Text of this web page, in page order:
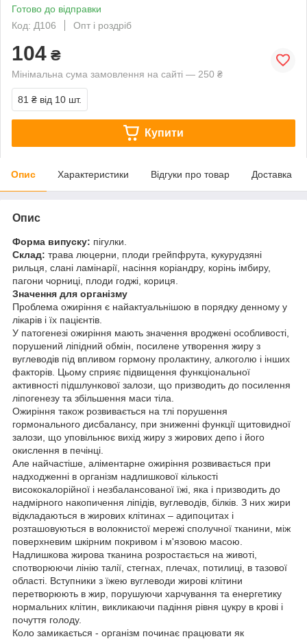
Готово до відправки
Код: Д106
Опт і роздріб
104 ₴
Мінімальна сума замовлення на сайті — 250 ₴
81 ₴ від 10 шт.
Купити
Опис Характеристики Відгуки про товар Доставка
Опис
Форма випуску: пігулки.
Склад: трава люцерни, плоди грейпфрута, кукурудзяні
рильця, слані ламінарії, насіння коріандру, корінь імбиру,
пагони чорниці, плоди годжі, кориця.
Значення для організму
Проблема ожиріння є найактуальнішою в порядку денному у
лікарів і їх пацієнтів.
У патогенезі ожиріння мають значення вроджені особливості,
порушений ліпідний обмін, посилене утворення жиру з
вуглеводів під впливом гормону пролактину, алкоголю і інших
факторів. Цьому сприяє підвищення функціональної
активності підшлункової залози, що призводить до посилення
ліпогенезу та збільшення маси тіла.
Ожиріння також розвивається на тлі порушення
гормонального дисбалансу, при зниженні функції щитовидної
залози, що уповільнює вихід жиру з жирових депо і його
окислення в печінці.
Але найчастіше, аліментарне ожиріння розвивається при
надходженні в організм надлишкової кількості
висококалорійної і незбалансованої їжі, яка і призводить до
надмірного накопичення ліпідів, вуглеводів, білків. З них жири
відкладаються в жирових клітинах – адипоцитах і
розташовуються в волокнистої мережі сполучної тканини, між
поверхневим шкірним покривом і м'язовою масою.
Надлишкова жирова тканина розростається на животі,
спотворюючи лінію талії, стегнах, плечах, потилиці, в тазової
області. Вступники з їжею вуглеводи жирові клітини
перетворюють в жир, порушуючи харчування та енергетику
нормальних клітин, викликаючи падіння рівня цукру в крові і
почуття голоду.
Коло замикається - організм починає працювати як